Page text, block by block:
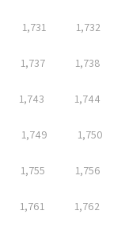
1,731 1,732
1,737 1,738
1,743 1,744
1,749 1,750
1,755 1,756
1,761 1,762